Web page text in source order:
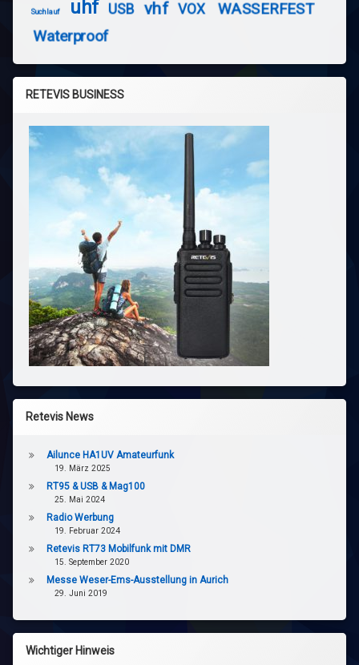
Suchlauf uhf USB vhf VOX
WASSERFEST
Waterproof
RETEVIS BUSINESS
Retevis News
Ailunce HA1UV Amateurfunk
19. März 2025
RT95 & USB & Mag100
25. Mai 2024
Radio Werbung
19. Februar 2024
Retevis RT73 Mobilfunk mit DMR
15. September 2020
Messe Weser-Ems-Ausstellung in Aurich
29. Juni 2019
Wichtiger Hinweis